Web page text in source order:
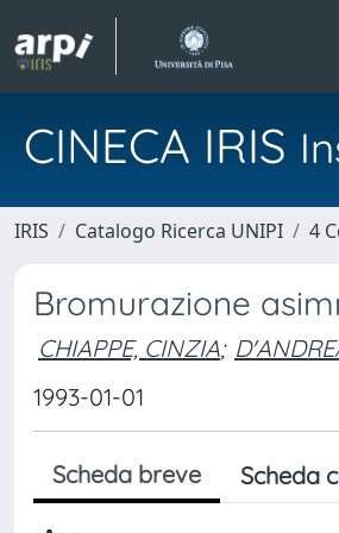
CINECA IRIS
IRIS Catalogo Ricerca UNIPI 4
Bromurazione
CHIAPPE, CINZIA;
1993-01-01
Scheda breve Scheda